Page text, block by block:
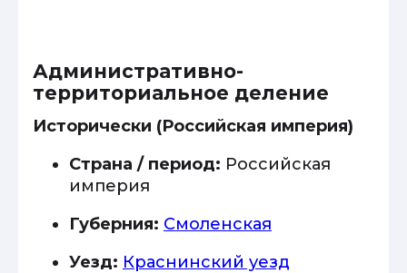
Административно-
территориальное деление
Исторически (Российская империя)
Страна / период: Российская
империя
Губерния: Смоленская
Уезд: Краснинский уезд